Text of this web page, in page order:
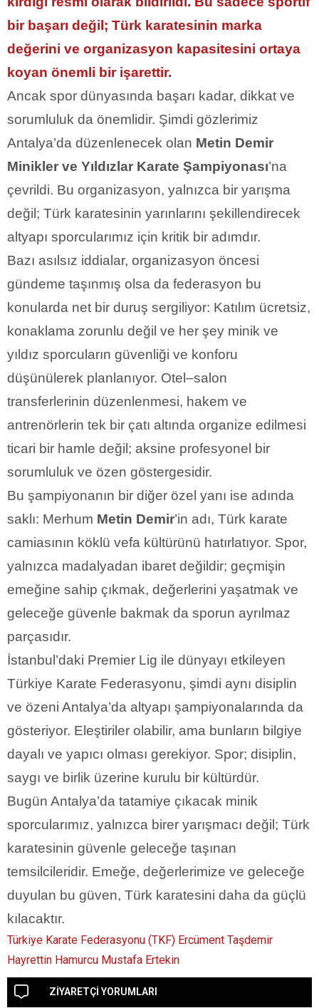
bir başarı değil; Türk karatesinin marka
değerini ve organizasyon kapasitesini ortaya
koyan önemli bir işarettir.
Ancak spor dünyasında başarı kadar, dikkat ve
sorumluluk da önemlidir. Şimdi gözlerimiz
Antalya’da düzenlenecek olan Metin Demir
Minikler ve Yıldızlar Karate Şampiyonası’na
çevrildi. Bu organizasyon, yalnızca bir yarışma
değil; Türk karatesinin yarınlarını şekillendirecek
altyapı sporcularımız için kritik bir adımdır.
Bazı asılsız iddialar, organizasyon öncesi
gündeme taşınmış olsa da federasyon bu
konularda net bir duruş sergiliyor: Katılım ücretsiz,
konaklama zorunlu değil ve her şey minik ve
yıldız sporcuların güvenliği ve konforu
düşünülerek planlanıyor. Otel–salon
transferlerinin düzenlenmesi, hakem ve
antrenörlerin tek bir çatı altında organize edilmesi
ticari bir hamle değil; aksine profesyonel bir
sorumluluk ve özen göstergesidir.
Bu şampiyonanın bir diğer özel yanı ise adında
saklı: Merhum Metin Demir’in adı, Türk karate
camiasının köklü vefa kültürünü hatırlatıyor. Spor,
yalnızca madalyadan ibaret değildir; geçmişin
emeğine sahip çıkmak, değerlerini yaşatmak ve
geleceğe güvenle bakmak da sporun ayrılmaz
parçasıdır.
İstanbul’daki Premier Lig ile dünyayı etkileyen
Türkiye Karate Federasyonu, şimdi aynı disiplin
ve özeni Antalya’da altyapı şampiyonalarında da
gösteriyor. Eleştiriler olabilir, ama bunların bilgiye
dayalı ve yapıcı olması gerekiyor. Spor; disiplin,
saygı ve birlik üzerine kurulu bir kültürdür.
Bugün Antalya’da tatamiye çıkacak minik
sporcularımız, yalnızca birer yarışmacı değil; Türk
karatesinin güvenle geleceğe taşınan
temsilcileridir. Emeğe, değerlerimize ve geleceğe
duyulan bu güven, Türk karatesini daha da güçlü
kılacaktır.
Türkiye Karate Federasyonu (TKF) Ercüment Taşdemir
Hayrettin Hamurcu Mustafa Ertekin
ZİYARETÇİ YORUMLARI